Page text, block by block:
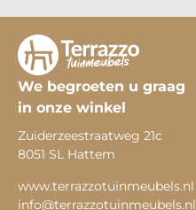
We begroeten u graag
in onze winkel
Zuiderzeestraatweg 21c
8051 SL Hattem
www.terrazzotuinmeubels.nl
info@terrazzotuinmeubels.nl